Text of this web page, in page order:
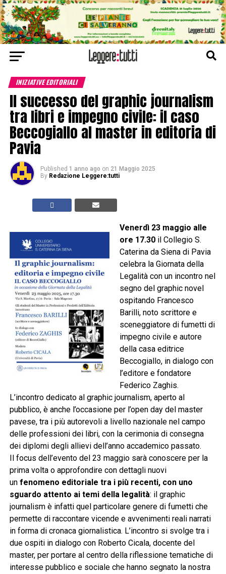
INIZIATIVE EDITORIALI
Il successo del graphic journalism
tra libri e impegno civile: il caso
Beccogiallo al master in editoria di
Pavia
Published 1 anno ago on 21 Maggio 2025
By Redazione Leggere:tutti
Venerdì 23 maggio alle
ore 17.30 il Collegio S.
Caterina da Siena di Pavia
celebra la Giornata della
Legalità con un incontro nel
segno del graphic novel
ospitando Francesco
Barilli, noto scrittore e
sceneggiatore di fumetti di
impegno civile e autore
della casa editrice
Beccogiallo, in dialogo con
l’editore e fondatore
Federico Zaghis.
L’incontro dedicato al graphic journalism, aperto al
pubblico, è anche l’occasione per l’open day del master
pavese, tra i più autorevoli a livello nazionale nel campo
delle professioni dei libri, con la cerimonia di consegna
dei diplomi degli allievi dell’anno accademico passato.
Il focus dell’evento del 23 maggio sarà conoscere per la
prima volta o approfondire con dettagli nuovi
un fenomeno editoriale tra i più recenti, con uno
sguardo attento ai temi della legalità: il graphic
journalism è infatti quel particolare genere di fumetti che
permette di raccontare vicende e avvenimenti reali narrati
in forma di cronaca giornalistica. L’incontro si svolge tra i
due ospiti in dialogo con Roberto Cicala, docente del
master, per portare al centro della riflessione tematiche di
interesse pubblico e sociale che hanno segnato la nostra